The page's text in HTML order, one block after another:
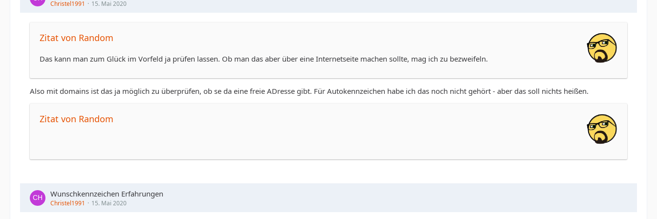
Christel1991 15. Mai 2020
Zitat von Random
Das kann man zum Glück im Vorfeld ja prüfen lassen. Ob man das aber über eine Internetseite machen sollte, mag ich zu bezweifeln.
Also mit domains ist das ja möglich zu überprüfen, ob se da eine freie ADresse gibt. Für Autokennzeichen habe ich das noch nicht gehört - aber das soll nichts heißen.
Zitat von Random
Wunschkennzeichen Erfahrungen
Christel1991 15. Mai 2020